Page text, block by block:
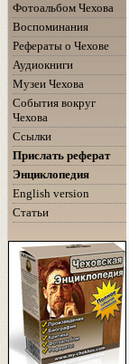
Фотоальбом Чехова
Воспоминания
Рефераты о Чехове
Аудиокниги
Музеи Чехова
События вокруг
Чехова
Ссылки
Прислать реферат
Энциклопедия
English version
Статьи